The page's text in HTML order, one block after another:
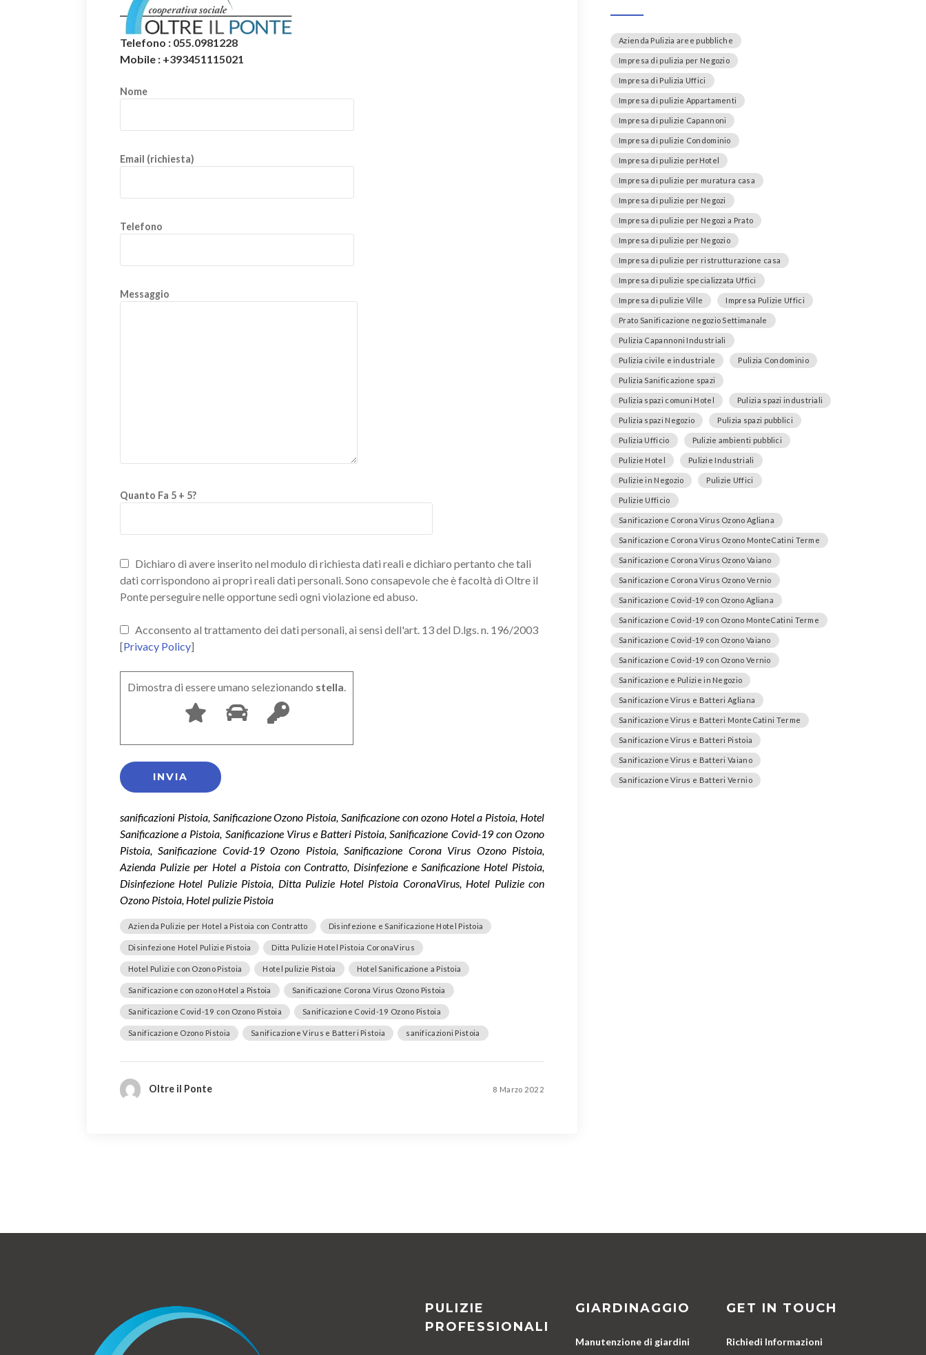
Telefono : 055.0981228
Mobile : +393451115021
Nome
Email (richiesta)
Telefono
Messaggio
Quanto Fa 5 + 5?
Dichiaro di avere inserito nel modulo di richiesta dati reali e dichiaro pertanto che tali
dati corrispondono ai propri reali dati personali. Sono consapevole che è facoltà di Oltre il
Ponte perseguire nelle opportune sedi ogni violazione ed abuso.
Acconsento al trattamento dei dati personali, ai sensi dell'art. 13 del D.lgs. n. 196/2003
[Privacy Policy]
Dimostra di essere umano selezionando stella.
sanificazioni Pistoia, Sanificazione Ozono Pistoia, Sanificazione con ozono Hotel a Pistoia, Hotel
Sanificazione a Pistoia, Sanificazione Virus e Batteri Pistoia, Sanificazione Covid-19 con Ozono
Pistoia, Sanificazione Covid-19 Ozono Pistoia, Sanificazione Corona Virus Ozono Pistoia,
Azienda Pulizie per Hotel a Pistoia con Contratto, Disinfezione e Sanificazione Hotel Pistoia,
Disinfezione Hotel Pulizie Pistoia, Ditta Pulizie Hotel Pistoia CoronaVirus, Hotel Pulizie con
Ozono Pistoia, Hotel pulizie Pistoia
Azienda Pulizie per Hotel a Pistoia con Contratto Disinfezione e Sanificazione Hotel Pistoia
Disinfezione Hotel Pulizie Pistoia Ditta Pulizie Hotel Pistoia CoronaVirus
Hotel Pulizie con Ozono Pistoia Hotel pulizie Pistoia Hotel Sanificazione a Pistoia
Sanificazione con ozono Hotel a Pistoia Sanificazione Corona Virus Ozono Pistoia
Sanificazione Covid-19 con Ozono Pistoia Sanificazione Covid-19 Ozono Pistoia
Sanificazione Ozono Pistoia Sanificazione Virus e Batteri Pistoia sanificazioni Pistoia
Oltre il Ponte 8 Marzo 2022
Azienda Pulizia aree pubbliche
Impresa di pulizia per Negozio
Impresa di Pulizia Uffici
Impresa di pulizie Appartamenti
Impresa di pulizie Capannoni
Impresa di pulizie Condominio
Impresa di pulizie perHotel
Impresa di pulizie per muratura casa
Impresa di pulizie per Negozi
Impresa di pulizie per Negozi a Prato
Impresa di pulizie per Negozio
Impresa di pulizie per ristrutturazione casa
Impresa di pulizie specializzata Uffici
Impresa di pulizie Ville Impresa Pulizie Uffici
Prato Sanificazione negozio Settimanale
Pulizia Capannoni Industriali
Pulizia civile e industriale Pulizia Condominio
Pulizia Sanificazione spazi
Pulizia spazi comuni Hotel Pulizia spazi industriali
Pulizia spazi Negozio Pulizia spazi pubblici
Pulizia Ufficio Pulizie ambienti pubblici
Pulizie Hotel Pulizie Industriali
Pulizie in Negozio Pulizie Uffici
Pulizie Ufficio
Sanificazione Corona Virus Ozono Agliana
Sanificazione Corona Virus Ozono MonteCatini Terme
Sanificazione Corona Virus Ozono Vaiano
Sanificazione Corona Virus Ozono Vernio
Sanificazione Covid-19 con Ozono Agliana
Sanificazione Covid-19 con Ozono MonteCatini Terme
Sanificazione Covid-19 con Ozono Vaiano
Sanificazione Covid-19 con Ozono Vernio
Sanificazione e Pulizie in Negozio
Sanificazione Virus e Batteri Agliana
Sanificazione Virus e Batteri MonteCatini Terme
Sanificazione Virus e Batteri Pistoia
Sanificazione Virus e Batteri Vaiano
Sanificazione Virus e Batteri Vernio
PULIZIE
PROFESSIONALI
GIARDINAGGIO
Manutenzione di giardini
GET IN TOUCH
Richiedi Informazioni